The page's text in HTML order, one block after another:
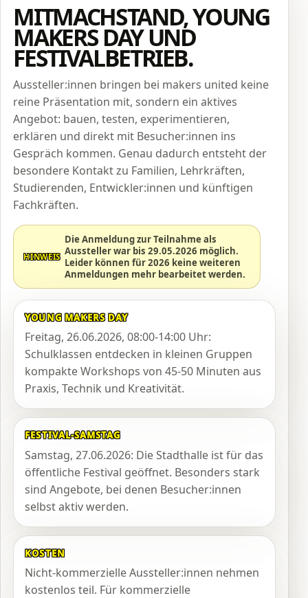
MITMACHSTAND, YOUNG
MAKERS DAY UND
FESTIVALBETRIEB.
Aussteller:innen bringen bei makers united keine
reine Präsentation mit, sondern ein aktives
Angebot: bauen, testen, experimentieren,
erklären und direkt mit Besucher:innen ins
Gespräch kommen. Genau dadurch entsteht der
besondere Kontakt zu Familien, Lehrkräften,
Studierenden, Entwickler:innen und künftigen
Fachkräften.
HINWEIS
Die Anmeldung zur Teilnahme als
Aussteller war bis 29.05.2026 möglich.
Leider können für 2026 keine weiteren
Anmeldungen mehr bearbeitet werden.
YOUNG MAKERS DAY
Freitag, 26.06.2026, 08:00-14:00 Uhr:
Schulklassen entdecken in kleinen Gruppen
kompakte Workshops von 45-50 Minuten aus
Praxis, Technik und Kreativität.
FESTIVAL-SAMSTAG
Samstag, 27.06.2026: Die Stadthalle ist für das
öffentliche Festival geöffnet. Besonders stark
sind Angebote, bei denen Besucher:innen
selbst aktiv werden.
KOSTEN
Nicht-kommerzielle Aussteller:innen nehmen
kostenlos teil. Für kommerzielle